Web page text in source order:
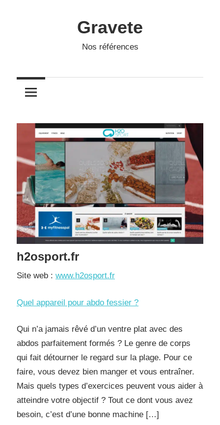
Gravete
Nos références
h2osport.fr
Site web : www.h2osport.fr
Quel appareil pour abdo fessier ?
Qui n’a jamais rêvé d’un ventre plat avec des
abdos parfaitement formés ? Le genre de corps
qui fait détourner le regard sur la plage. Pour ce
faire, vous devez bien manger et vous entraîner.
Mais quels types d’exercices peuvent vous aider à
atteindre votre objectif ? Tout ce dont vous avez
besoin, c’est d’une bonne machine […]